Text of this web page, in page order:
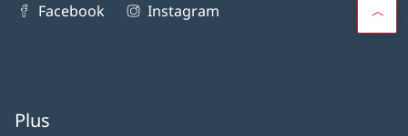
Facebook Instagram
Plus